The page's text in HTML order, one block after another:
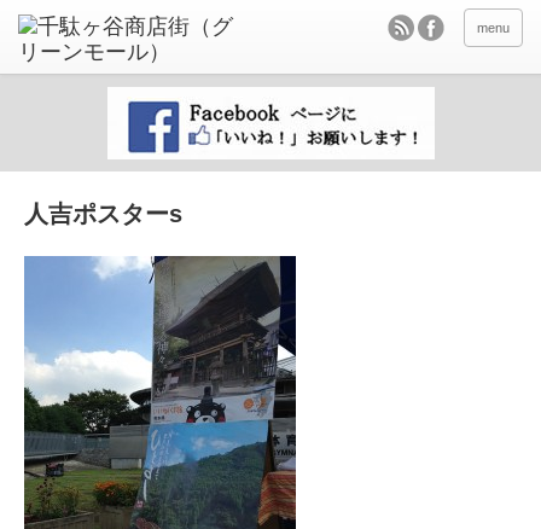
menu
人吉ポスターs